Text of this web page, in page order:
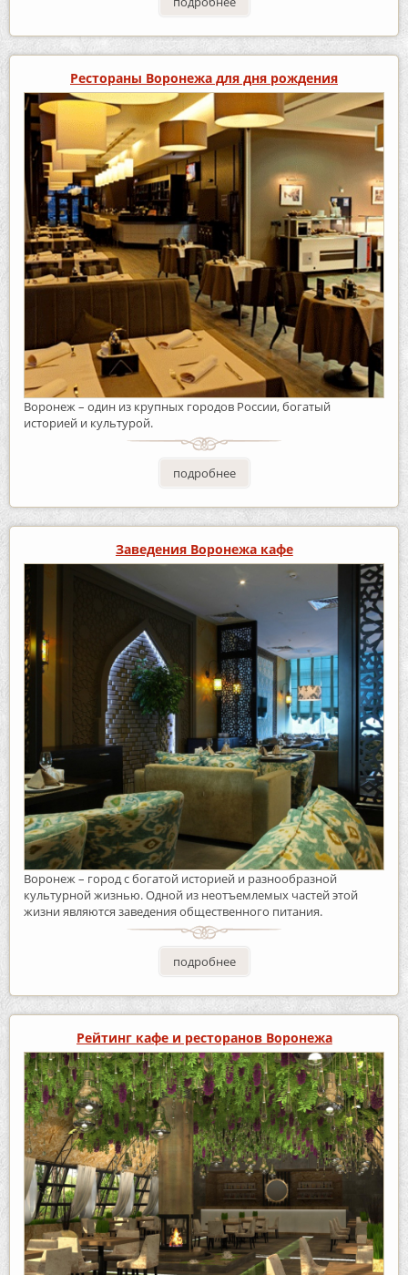
Рестораны Воронежа для дня рождения
Воронеж – один из крупных городов России, богатый
историей и культурой.
подробнее
Заведения Воронежа кафе
Воронеж – город с богатой историей и разнообразной
культурной жизнью. Одной из неотъемлемых частей этой
жизни являются заведения общественного питания.
подробнее
Рейтинг кафе и ресторанов Воронежа